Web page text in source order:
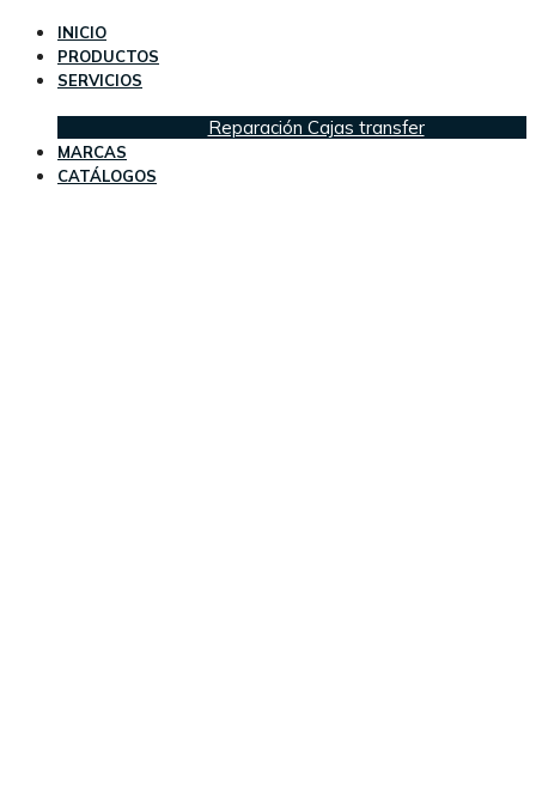
INICIO
PRODUCTOS
SERVICIOS
Reparación Cajas transfer
MARCAS
CATÁLOGOS